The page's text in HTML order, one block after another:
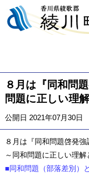
８月は『同和問
問題に正しい理
公開日 2021年07月30日
８月は『同和問題啓発強
～同和問題に正しい理解
■同和問題（部落差別）